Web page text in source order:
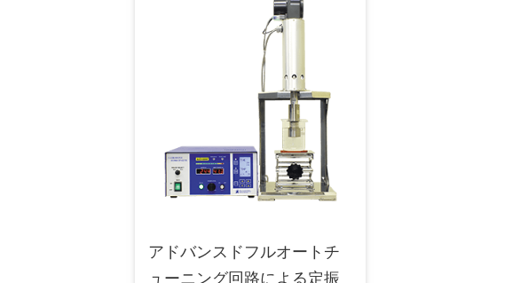
アドバンスドフルオートチ
ューニング回路による定振